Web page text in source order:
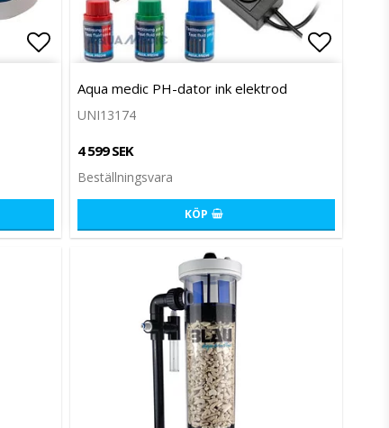
Lägg till i favoritlistan
Aqua medic PH-dator ink elektrod
UNI13174
4 599 SEK
Beställningsvara
KÖP